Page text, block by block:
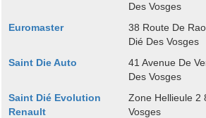
Des Vosges
Euromaster
38 Route De
Dié Des Vosges
Saint Die Auto
41 Avenue De
Des Vosges
Saint Dié Evolution
Renault
Zone Hellieule 2
Vosges